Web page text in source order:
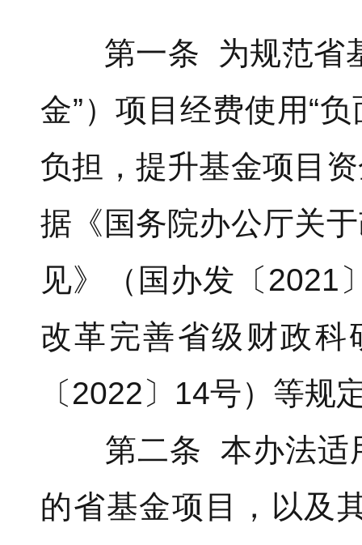
第一条 为规范省基
金”）项目经费使用“
负担，提升基金项目
据《国务院办公厅关
见》（国办发〔2021
改革完善省级财政
〔2022〕14号）等规
第二条 本办法适用
的省基金项目，以及